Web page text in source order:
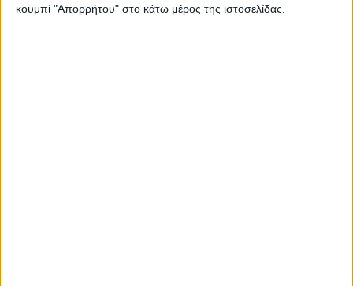
κουμπί "Απορρήτου" στο κάτω μέρος της ιστοσελίδας.